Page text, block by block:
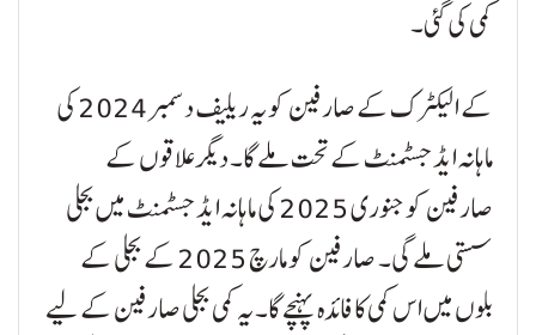
کمی کی گئی۔
کے الیکٹرک کے صارفین کو یہ ریلیف دسمبر 2024 کی
ماہانہ ایڈجسٹمنٹ کے تحت ملے گا۔ دیگر علاقوں کے
صارفین کو جنوری 2025 کی ماہانہ ایڈجسٹمنٹ میں بجلی
سستی ملے گی۔ صارفین کو مارچ 2025 کے بجلی کے
بلوں میں اس کمی کا فائدہ پہنچے گا۔ یہ کمی بجلی صارفین کے لیے